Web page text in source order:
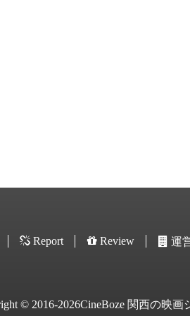
Report Review 運
© 2016-2026CineBoze 関西の映